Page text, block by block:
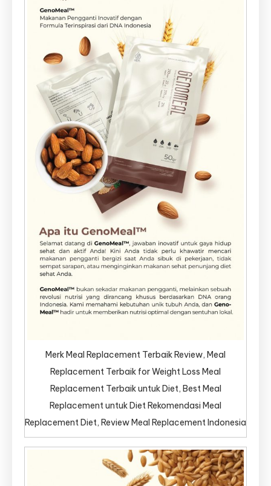
Merk Meal Replacement Terbaik Review, Meal
Replacement Terbaik for Weight Loss Meal
Replacement Terbaik untuk Diet, Best Meal
Replacement untuk Diet Rekomendasi Meal
Replacement Diet, Review Meal Replacement Indonesia